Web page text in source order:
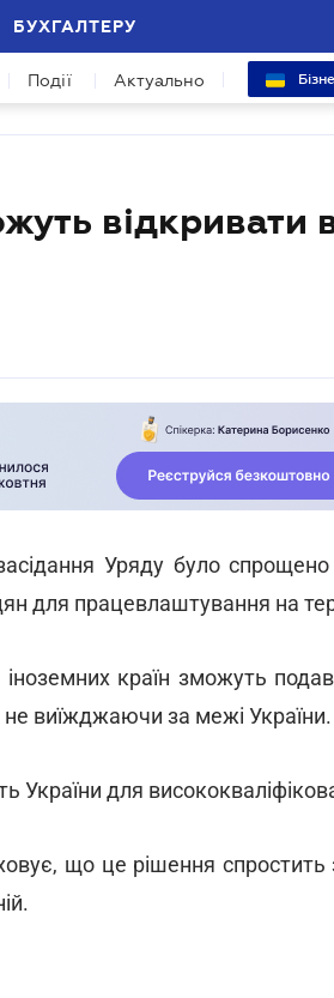
БУХГАЛТЕРУ
Події Актуально
відкривати
Уряду було
для працевлаштування на
країн зможуть
виїжджаючи за межі України.
України для
що це рішення